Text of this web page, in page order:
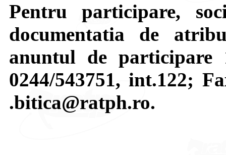
Pentru participare,
documentatia de
anuntul de participare
0244/543751, int.122;
.bitica@ratph.ro.